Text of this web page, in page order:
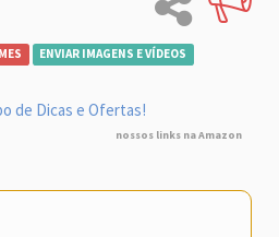
ENVIAR IMAGENS E VÍDEOS
de Dicas e Ofertas!
nossos links na Amazon